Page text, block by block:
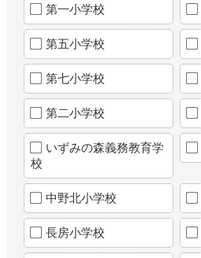
第一小学校
第五小学校
第七小学校
第二小学校
いずみの森義務教育学
校
中野北小学校
長房小学校